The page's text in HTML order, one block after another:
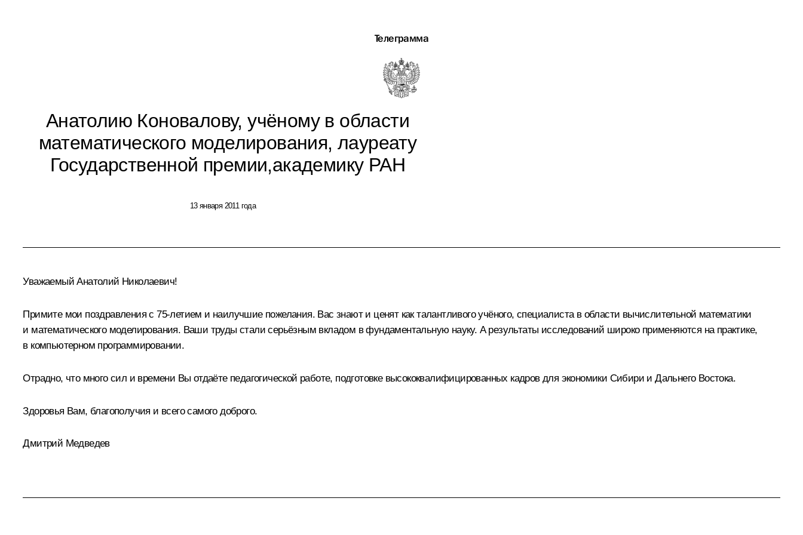
Телеграмма
Анатолию Коновалову, учёному в области
математического моделирования, лауреату
Государственной премии,академику РАН
13 января 2011 года
Уважаемый Анатолий Николаевич!
Примите мои поздравления с 75-летием и наилучшие пожелания. Вас знают и ценят как талантливого учёного, специалиста в области вычислительной математики
и математического моделирования. Ваши труды стали серьёзным вкладом в фундаментальную науку. А результаты исследований широко применяются на практике,
в компьютерном программировании.
Отрадно, что много сил и времени Вы отдаёте педагогической работе, подготовке высококвалифицированных кадров для экономики Сибири и Дальнего Востока.
Здоровья Вам, благополучия и всего самого доброго.
Дмитрий Медведев